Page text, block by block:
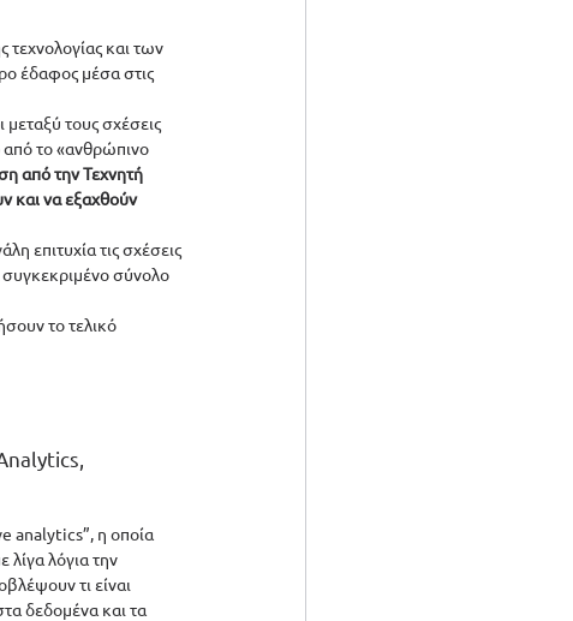
τεχνολογίας και των
έδαφος μέσα στις
τους σχέσεις
από το «ανθρώπινο
από την Τεχνητή
και να εξαχθούν
επιτυχία τις σχέσεις
σύνολο
το τελικό
analytics”, η οποία
λίγα λόγια την
τι είναι
δεδομένα και τα